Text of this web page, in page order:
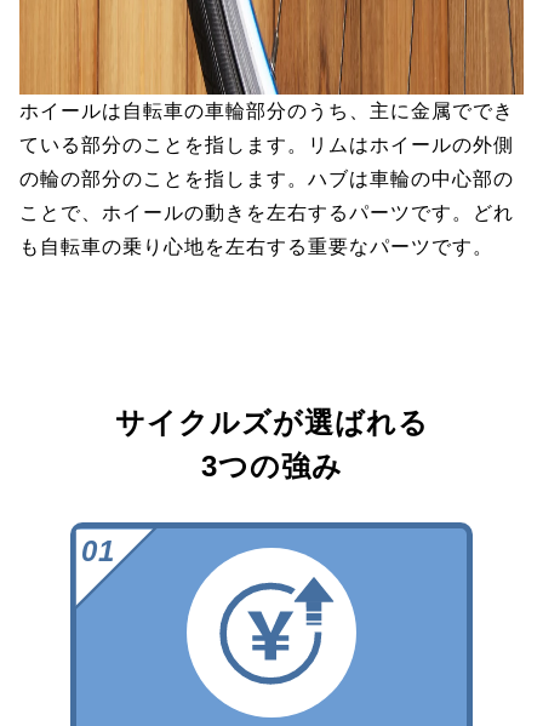
ホイールは自転車の車輪部分のうち、主に金属ででき
ている部分のことを指します。リムはホイールの外側
の輪の部分のことを指します。ハブは車輪の中心部の
ことで、ホイールの動きを左右するパーツです。どれ
も自転車の乗り心地を左右する重要なパーツです。
サイクルズが選ばれる
3つの強み